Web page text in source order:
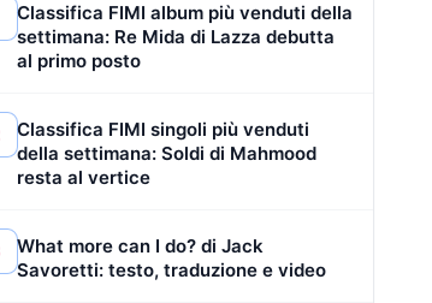
Classifica FIMI album più venduti della
settimana: Re Mida di Lazza debutta
al primo posto
Classifica FIMI singoli più venduti
della settimana: Soldi di Mahmood
resta al vertice
What more can I do? di Jack
Savoretti: testo, traduzione e video